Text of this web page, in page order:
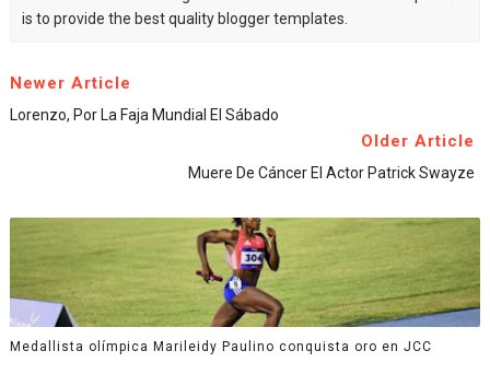
is to provide the best quality blogger templates.
Newer Article
Lorenzo, Por La Faja Mundial El Sábado
Older Article
Muere De Cáncer El Actor Patrick Swayze
Medallista olímpica Marileidy Paulino conquista oro en JCC